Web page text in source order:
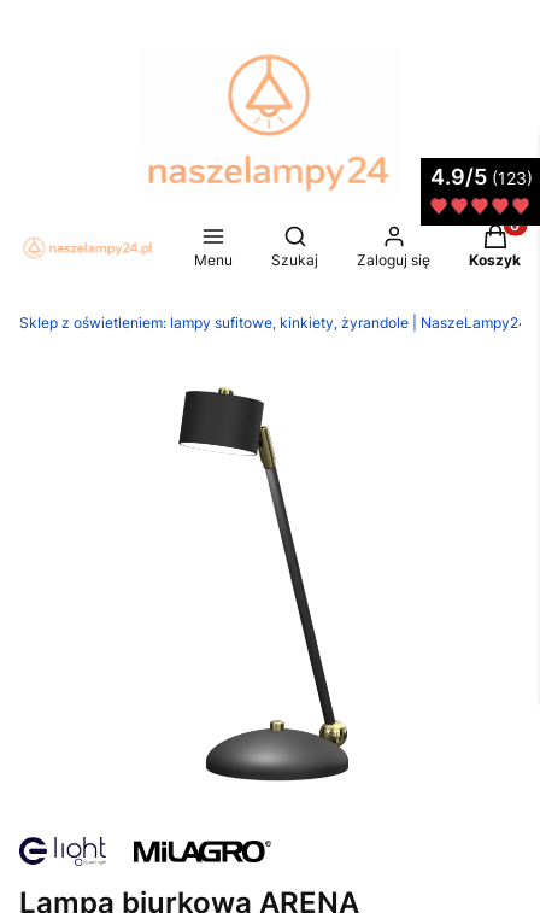
Menu
Otwórz wyszukiwarkę
Szukaj Zaloguj się Koszyk
Sklep z oświetleniem: lampy sufitowe, kinkiety, żyrandole |
Lampa biurkowa ARENA
4.9/5 (123)